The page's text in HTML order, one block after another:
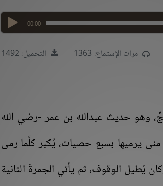
00:00
التحميل: 1492 مرات الإستماع: 1363
وهو حديث عبدالله بن عمر -رضي الله
يرميها بسبع حصيات، يُكبر كلَّما رمى
يُطيل الوقوف، ثم يأتي الجمرةَ الثانية